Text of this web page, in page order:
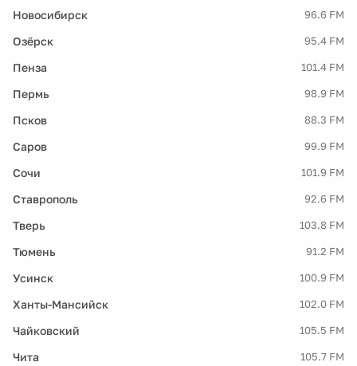
Новосибирск 96.6 FM
Озёрск 95.4 FM
Пенза 101.4 FM
Пермь 98.9 FM
Псков 88.3 FM
Саров 99.9 FM
Сочи 101.9 FM
Ставрополь 92.6 FM
Тверь 103.8 FM
Тюмень 91.2 FM
Усинск 100.9 FM
Ханты-Мансийск 102.0 FM
Чайковский 105.5 FM
Чита 105.7 FM